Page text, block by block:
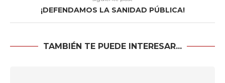
¡DEFENDAMOS LA SANIDAD PÚBLICA!
TAMBIÉN TE PUEDE INTERESAR...